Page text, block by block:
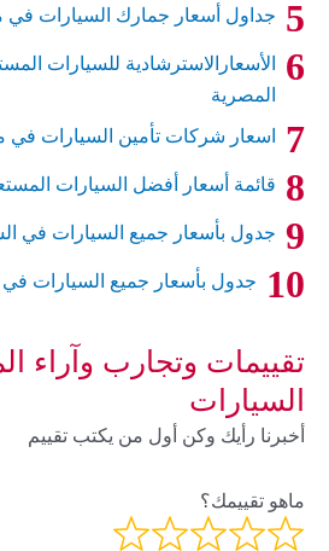
جداول أسعار جمارك السيارات في
الأسعارالاسترشادية للسيارات
المصرية
اسعار شركات تأمين السيارات في مصر
قائمة أسعار أفضل السيارات
جدول بأسعار جميع السيارات في
جدول بأسعار جميع السيارات في
تقييمات وتجارب وآراء
السيارات
أخبرنا رأيك وكن أول من يكتب تقييم
ماهو تقييمك؟